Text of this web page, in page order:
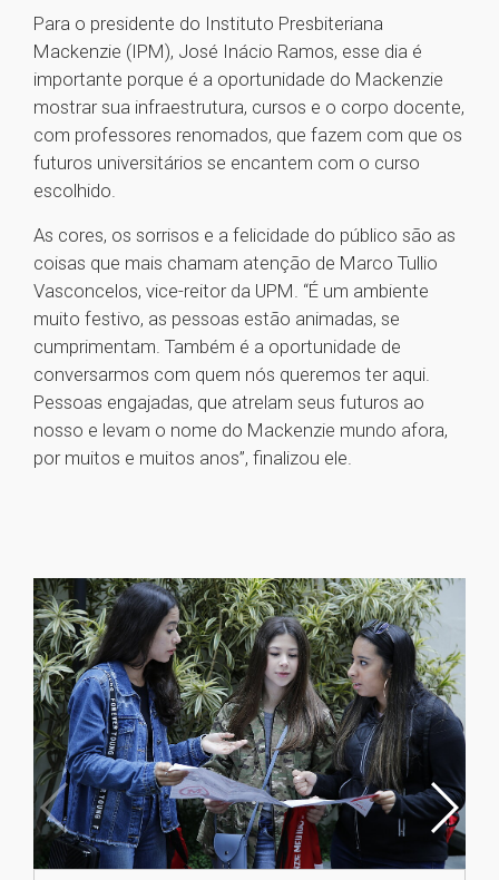
Para o presidente do Instituto Presbiteriana
Mackenzie (IPM), José Inácio Ramos, esse dia é
importante porque é a oportunidade do Mackenzie
mostrar sua infraestrutura, cursos e o corpo docente,
com professores renomados, que fazem com que os
futuros universitários se encantem com o curso
escolhido.
As cores, os sorrisos e a felicidade do público são as
coisas que mais chamam atenção de Marco Tullio
Vasconcelos, vice-reitor da UPM. “É um ambiente
muito festivo, as pessoas estão animadas, se
cumprimentam. Também é a oportunidade de
conversarmos com quem nós queremos ter aqui.
Pessoas engajadas, que atrelam seus futuros ao
nosso e levam o nome do Mackenzie mundo afora,
por muitos e muitos anos”, finalizou ele.